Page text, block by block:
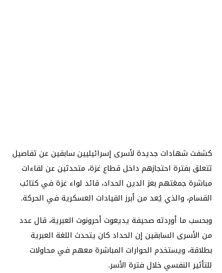
كشفت شهادات جديدة لأسرى إسرائيليين سابقين عن تفاصيل
تتعلق بفترة احتجازهم داخل قطاع غزة، متحدثين عن لقاءات
مباشرة جمعَتهم بعز الدين الحداد، قائد لواء غزة في كتائب
القسام، والذي يُعد من أبرز القيادات العسكرية في الحركة.
وبحسب ما أوردته صحيفة يديعوت أحرونوت العبرية، قال عدد
من الأسرى السابقين إن الحداد كان يتحدث اللغة العبرية
بطلاقة، ويستخدم الحوارات المباشرة معهم في محاولات
للتأثير النفسي خلال فترة الأسر.